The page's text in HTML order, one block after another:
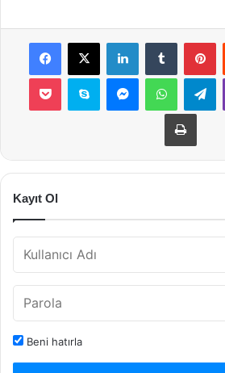
Facebook
X LinkedInTumblr
Pocket Skype Messenger
Kayıt Ol
Beni hatırla